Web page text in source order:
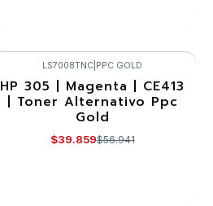
VER DETALLES
-30%
LS7008TNC PPC GOLD
HP 305 | Magenta | CE413
| Toner Alternativo Ppc
Gold
$39.859$56.941